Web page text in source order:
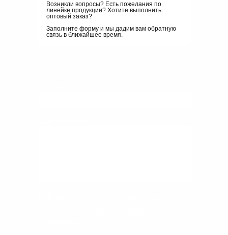
Возникли вопросы? Есть пожелания по
линейке продукции? Хотите выполнить
оптовый заказ?
Заполните форму и мы дадим вам обратную
связь в ближайшее время.